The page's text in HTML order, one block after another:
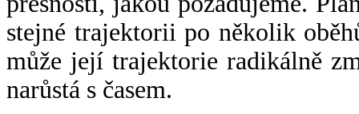
stejné trajektorii po několik
může její trajektorie radikálně
narůstá s časem.